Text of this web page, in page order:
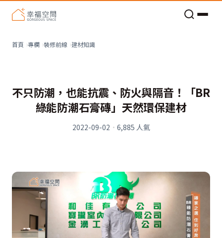
首頁 專欄 裝修前線 建材知識
不只防潮，也能抗震、防火與隔音！「BR
綠能防潮石膏磚」天然環保建材
2022-09-02 · 6,885 人氣